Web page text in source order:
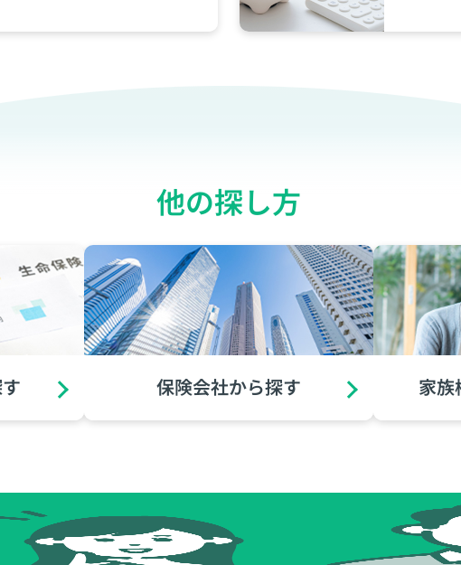
他の探し方
保険会社から探す 家族